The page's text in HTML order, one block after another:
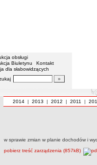
obsługi
Biuletynu
Kontakt
dla słabowidzących
2014| 2013 | 2012 | 2011 |
w sprawie zmian w planie dochodów i
pobierz treść zarządzenia (857kB)